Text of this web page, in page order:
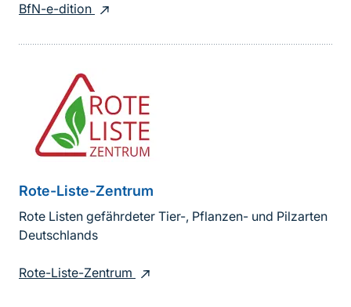
BfN-e-dition
Rote-Liste-Zentrum
Rote Listen gefährdeter Tier-, Pflanzen- und Pilzarten
Deutschlands
Rote-Liste-Zentrum